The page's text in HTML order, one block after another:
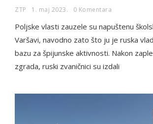
ZTP 1. maj 2023. 0 Komentara
Poljske vlasti zauzele su napuštenu
Varšavi, navodno zato što ju je ruska
bazu za špijunske aktivnosti. Nakon
zgrada, ruski zvaničnici su izdali